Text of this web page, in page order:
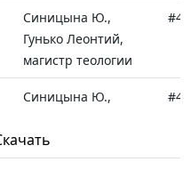
Синицына Ю.,
Гунько Леонтий,
магистр теологии
Синицына Ю.,
магистр теологии